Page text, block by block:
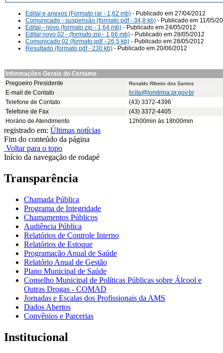
Edital e anexos (Formato rar - 1,62 mb) - Publicado em 27/04/2012
Comunicado - suspensão (formato pdf - 34,8 kb) - Publicado em 11/05/
Edital - novo (formato zip - 1,64 mb) - Publicado em 24/05/2012
Edital novo 02 - (formato zip - 1,66 mb) - Publicado em 28/05/2012
Comunicado 02 (formato pdf - 26,5 kb) - Publicado em 28/05/2012
Resultado (formato pdf - 230 kb) - Publicado em 20/06/2012
Informações Gerais do Certame
Pregoeiro Presidente
Ronaldo Ribeiro dos Santos
E-mail de Contato
licita@londrina.pr.gov.br
Telefone de Contato
(43) 3372-4396
Telefone de Fax
(43) 3372-4405
Horário de Atendimento
12h00min às 18h00min
registrado em: Últimas notícias
Fim do conteúdo da página
Voltar para o topo
Início da navegação de rodapé
Transparência
Chamada Pública
Programa de Integridade
Chamamentos Públicos
Audiência Pública
Relatórios de Controle Interno
Relatórios de Estoque
Programação Anual de Saúde
Relatório Anual de Gestão
Plano Municipal de Saúde
Conselho Municipal de Políticas Públicas sobre Álcool e
Outras Drogas - COMAD
Jornadas e Escalas dos Profissionais da AMS
Dados Abertos
Convênios e Parcerias
Institucional